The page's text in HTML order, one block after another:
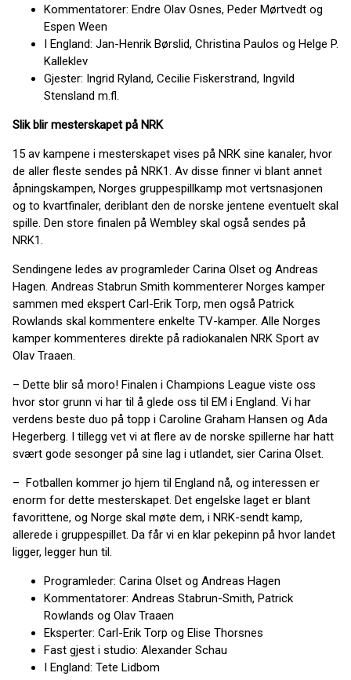
Kommentatorer: Endre Olav Osnes, Peder Mørtvedt og
Espen Ween
I England: Jan-Henrik Børslid, Christina Paulos og Helge P.
Kalleklev
Gjester: Ingrid Ryland, Cecilie Fiskerstrand, Ingvild
Stensland m.fl.
Slik blir mesterskapet på NRK
15 av kampene i mesterskapet vises på NRK sine kanaler, hvor
de aller fleste sendes på NRK1. Av disse finner vi blant annet
åpningskampen, Norges gruppespillkamp mot vertsnasjonen
og to kvartfinaler, deriblant den de norske jentene eventuelt skal
spille. Den store finalen på Wembley skal også sendes på
NRK1.
Sendingene ledes av programleder Carina Olset og Andreas
Hagen. Andreas Stabrun Smith kommenterer Norges kamper
sammen med ekspert Carl-Erik Torp, men også Patrick
Rowlands skal kommentere enkelte TV-kamper. Alle Norges
kamper kommenteres direkte på radiokanalen NRK Sport av
Olav Traaen.
– Dette blir så moro! Finalen i Champions League viste oss
hvor stor grunn vi har til å glede oss til EM i England. Vi har
verdens beste duo på topp i Caroline Graham Hansen og Ada
Hegerberg. I tillegg vet vi at flere av de norske spillerne har hatt
svært gode sesonger på sine lag i utlandet, sier Carina Olset.
– Fotballen kommer jo hjem til England nå, og interessen er
enorm for dette mesterskapet. Det engelske laget er blant
favorittene, og Norge skal møte dem, i NRK-sendt kamp,
allerede i gruppespillet. Da får vi en klar pekepinn på hvor landet
ligger, legger hun til.
Programleder: Carina Olset og Andreas Hagen
Kommentatorer: Andreas Stabrun-Smith, Patrick
Rowlands og Olav Traaen
Eksperter: Carl-Erik Torp og Elise Thorsnes
Fast gjest i studio: Alexander Schau
I England: Tete Lidbom